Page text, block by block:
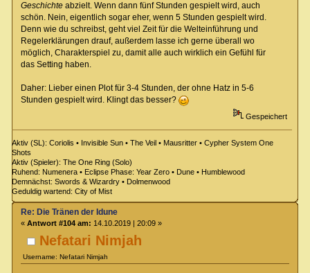
Geschichteabzielt. Wenn dann fünf Stunden gespielt wird, auch
schön. Nein, eigentlich sogar eher, wenn 5 Stunden gespielt wird.
Denn wie du schreibst, geht viel Zeit für die Welteinführung und
Regelerklärungen drauf, außerdem lasse ich gerne überall wo
möglich, Charakterspiel zu, damit alle auch wirklich ein Gefühl für
das Setting haben.
Daher: Lieber einen Plot für 3-4 Stunden, der ohne Hatz in 5-6
Stunden gespielt wird. Klingt das besser?
Gespeichert
Aktiv (SL): Coriolis • Invisible Sun • The Veil • Mausritter • Cypher System One
Shots
Aktiv (Spieler): The One Ring (Solo)
Ruhend: Numenera • Eclipse Phase: Year Zero • Dune • Humblewood
Demnächst: Swords & Wizardry • Dolmenwood
Geduldig wartend: City of Mist
Nefatari Nimjah
Username: Nefatari Nimjah
Re: Die Tränen der Idune
« Antwort #104 am: 14.10.2019 | 20:09 »